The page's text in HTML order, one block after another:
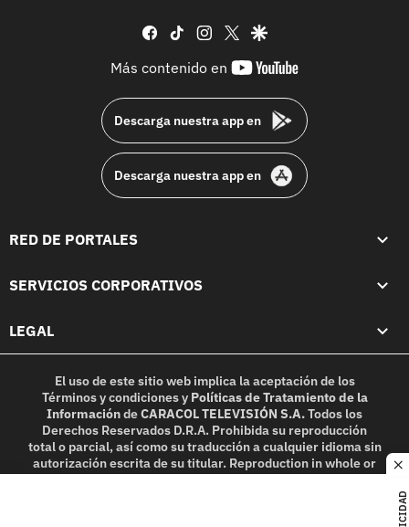
facebook
tiktok instagram
twittergoogle
Más contenido en
youtube-
Descarga nuestra app en
Descarga nuestra app en
RED DE PORTALES
SERVICIOS CORPORATIVOS
LEGAL
El uso de este sitio web implica la aceptación de los
Términos y condicionesy Políticas de Tratamiento de la
InformacióndeCARACOL TELEVISIÓN S.A.Todos los
Derechos Reservados D.R.A. Prohibida su reproducción
total o parcial, así como su traducción a cualquier idioma sin
autorización escrita de su titular. Reproduction in whole or
in part, or translation without written permission is